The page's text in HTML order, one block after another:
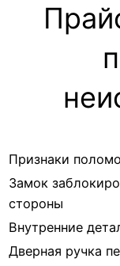
Признаки
Замок
стороны
Внутренние
Дверная ручка